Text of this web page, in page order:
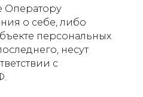
Оператору
о себе, либо
персональных
несут
с